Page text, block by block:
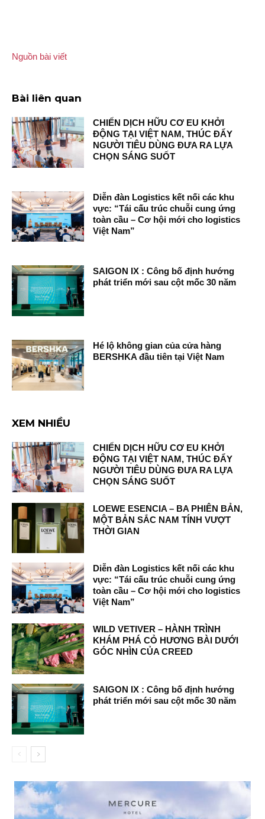
Nguồn bài viết
Bài liên quan
CHIẾN DỊCH HỮU CƠ EU KHỞI
ĐỘNG TẠI VIỆT NAM, THÚC ĐẨY
NGƯỜI TIÊU DÙNG ĐƯA RA LỰA
CHỌN SÁNG SUỐT
Diễn đàn Logistics kết nối các khu
vực: “Tái cấu trúc chuỗi cung ứng
toàn cầu – Cơ hội mới cho logistics
Việt Nam”
SAIGON IX : Công bố định hướng
phát triển mới sau cột mốc 30 năm
Hé lộ không gian của cửa hàng
BERSHKA đầu tiên tại Việt Nam
XEM NHIỀU
CHIẾN DỊCH HỮU CƠ EU KHỞI
ĐỘNG TẠI VIỆT NAM, THÚC ĐẨY
NGƯỜI TIÊU DÙNG ĐƯA RA LỰA
CHỌN SÁNG SUỐT
LOEWE ESENCIA – BA PHIÊN BẢN,
MỘT BẢN SẮC NAM TÍNH VƯỢT
THỜI GIAN
Diễn đàn Logistics kết nối các khu
vực: “Tái cấu trúc chuỗi cung ứng
toàn cầu – Cơ hội mới cho logistics
Việt Nam”
WILD VETIVER – HÀNH TRÌNH
KHÁM PHÁ CỎ HƯƠNG BÀI DƯỚI
GÓC NHÌN CỦA CREED
SAIGON IX : Công bố định hướng
phát triển mới sau cột mốc 30 năm